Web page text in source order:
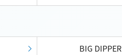
BIG DIPPER